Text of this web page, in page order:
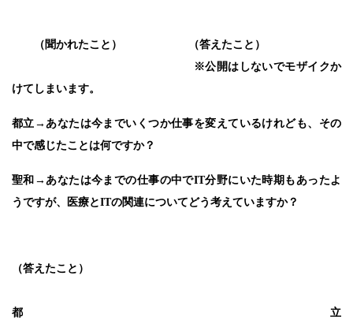
（聞かれたこと） （答えたこと）
※公開はしないでモザイクか
けてしまいます。
都立 →あなたは今までいくつか仕事を変えているけれども、その
中で感じたことは何ですか？
聖和→あなたは今までの仕事の中でIT分野にいた時期もあったよ
うですが、医療とITの関連についてどう考えていますか？
（答えたこと）
都立